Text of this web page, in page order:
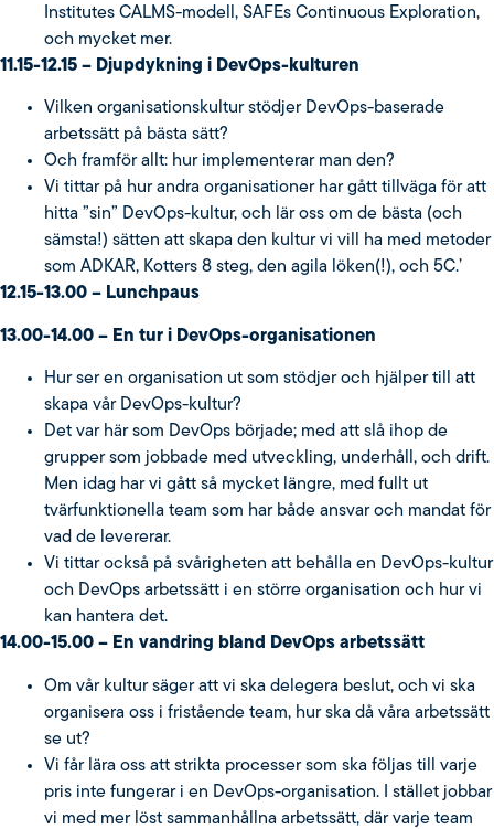
Institutes CALMS-modell, SAFEs Continuous Exploration,
och mycket mer.
11.15-12.15 – Djupdykning i DevOps-kulturen
Vilken organisationskultur stödjer DevOps-baserade
arbetssätt på bästa sätt?
Och framför allt: hur implementerar man den?
Vi tittar på hur andra organisationer har gått tillväga för att
hitta ”sin” DevOps-kultur, och lär oss om de bästa (och
sämsta!) sätten att skapa den kultur vi vill ha med metoder
som ADKAR, Kotters 8 steg, den agila löken(!), och 5C.’
12.15-13.00 – Lunchpaus
13.00-14.00 – En tur i DevOps-organisationen
Hur ser en organisation ut som stödjer och hjälper till att
skapa vår DevOps-kultur?
Det var här som DevOps började; med att slå ihop de
grupper som jobbade med utveckling, underhåll, och drift.
Men idag har vi gått så mycket längre, med fullt ut
tvärfunktionella team som har både ansvar och mandat för
vad de levererar.
Vi tittar också på svårigheten att behålla en DevOps-kultur
och DevOps arbetssätt i en större organisation och hur vi
kan hantera det.
14.00-15.00 – En vandring bland DevOps arbetssätt
Om vår kultur säger att vi ska delegera beslut, och vi ska
organisera oss i fristående team, hur ska då våra arbetssätt
se ut?
Vi får lära oss att strikta processer som ska följas till varje
pris inte fungerar i en DevOps-organisation. I stället jobbar
vi med mer löst sammanhållna arbetssätt, där varje team